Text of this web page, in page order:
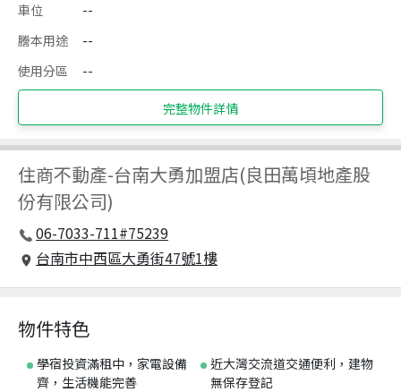
車位
--
謄本用途
--
使用分區
--
完整物件詳情
住商不動產-台南大勇加盟店(良田萬頃地產股
份有限公司)
06-7033-711#75239
台南市中西區大勇街47號1樓
物件特色
學宿投資滿租中，家電設備
齊，生活機能完善
近大灣交流道交通便利，建物
無保存登記